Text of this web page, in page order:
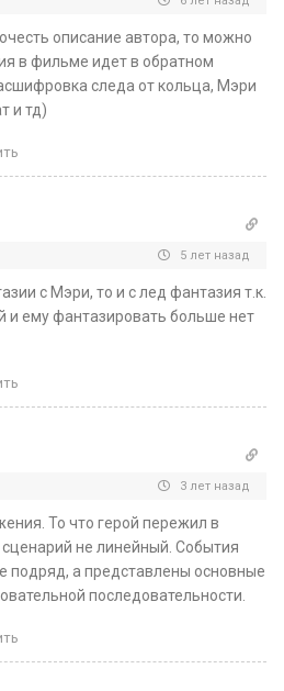
описание автора, то можно
в фильме идет в обратном
следа от кольца, Мэри
и тд)
5 лет назад
с Мэри, то и с лед фантазия т.к.
и ему фантазировать больше нет
3 лет назад
То что герой пережил в
не линейный. События
подряд, а представлены основные
последовательности.